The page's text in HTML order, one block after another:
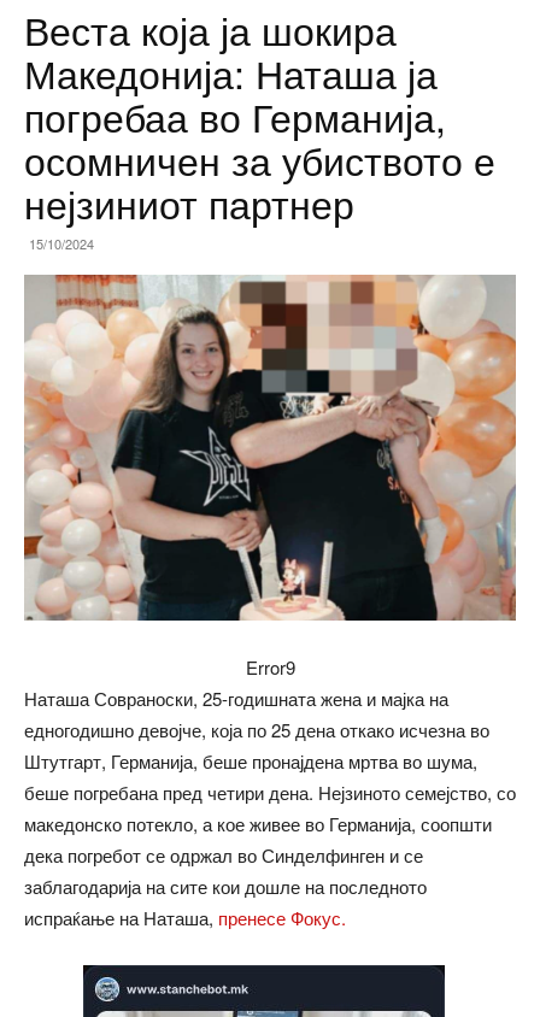
Веста која ја шокира
Македонија: Наташа ја
погребаа во Германија,
осомничен за убиството е
нејзиниот партнер
15/10/2024
Error9
Наташа Совраноски, 25-годишната жена и мајка на
едногодишно девојче, која по 25 дена откако исчезна во
Штутгарт, Германија, беше пронајдена мртва во шума,
беше погребана пред четири дена. Нејзиното семејство, со
македонско потекло, а кое живее во Германија, соопшти
дека погребот се одржал во Синделфинген и се
заблагодарија на сите кои дошле на последното
испраќање на Наташа, пренесе Фокус.